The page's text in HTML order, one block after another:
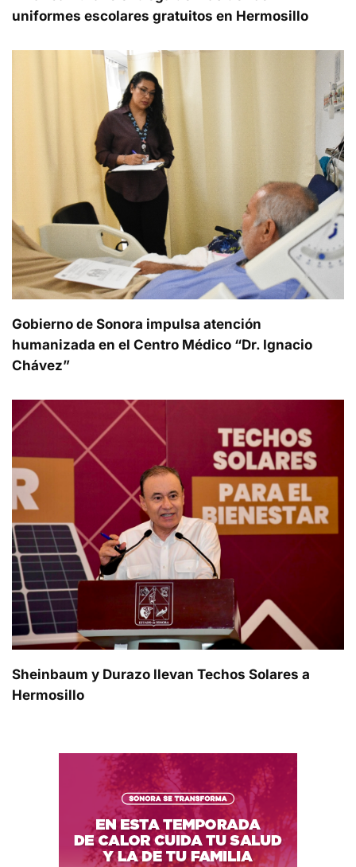
uniformes escolares gratuitos en Hermosillo
Gobierno de Sonora impulsa atención
humanizada en el Centro Médico “Dr. Ignacio
Chávez”
Sheinbaum y Durazo llevan Techos Solares a
Hermosillo